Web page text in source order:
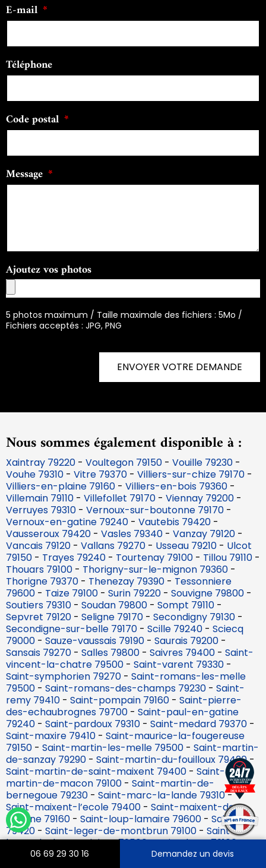
06 69 29 30 16 Demandez un devis
E-mail
Téléphone
Code postal
Message
Ajoutez vos photos
5 photos maximum / Taille maximale des fichiers : 5Mo /
Fichiers acceptés : JPG, PNG
ENVOYER VOTRE DEMANDE
Nous sommes également disponible à :
Xaintray 79220 - Voultegon 79150 - Vouille 79230 -
Vouhe 79310 - Vitre 79370 - Villiers-sur-chize 79170 -
Villiers-en-plaine 79160 - Villiers-en-bois 79360 -
Villemain 79110 - Villefollet 79170 - Viennay 79200 -
Verruyes 79310 - Vernoux-sur-boutonne 79170 -
Vernoux-en-gatine 79240 - Vautebis 79420 -
Vausseroux 79420 - Vasles 79340 - Vanzay 79120 -
Vancais 79120 - Vallans 79270 - Usseau 79210 - Ulcot
79150 - Trayes 79240 - Tourtenay 79100 - Tillou 79110 -
Thouars 79100 - Thorigny-sur-le-mignon 79360 -
Thorigne 79370 - Thenezay 79390 - Tessonniere
79600 - Taize 79100 - Surin 79220 - Souvigne 79800 -
Soutiers 79310 - Soudan 79800 - Sompt 79110 -
Sepvret 79120 - Seligne 79170 - Secondigny 79130 -
Secondigne-sur-belle 79170 - Scille 79240 - Sciecq
79000 - Sauze-vaussais 79190 - Saurais 79200 -
Sansais 79270 - Salles 79800 - Saivres 79400 - Saint-
vincent-la-chatre 79500 - Saint-varent 79330 -
Saint-symphorien 79270 - Saint-romans-les-melle
79500 - Saint-romans-des-champs 79230 - Saint-
remy 79410 - Saint-pompain 79160 - Saint-pierre-
des-echaubrognes 79700 - Saint-paul-en-gatine
79240 - Saint-pardoux 79310 - Saint-medard 79370 -
Saint-maxire 79410 - Saint-maurice-la-fougereuse
79150 - Saint-martin-les-melle 79500 - Saint-martin-
de-sanzay 79290 - Saint-martin-du-fouilloux 79420-
Saint-martin-de-saint-maixent 79400 - Saint-
martin-de-macon 79100 - Saint-martin-de-
bernegoue 79230 - Saint-marc-la-lande 79310-
Saint-maixent-l’ecole 79400 - Saint-maixent-de-
beugne 79160 - Saint-loup-lamaire 79600 - Saint-lin
79420 - Saint-leger-de-montbrun 79100 - Saint-
leger-de-la-martiniere 79500-Saint-laurs 79160-
Saint-jouin-de-milly 79380
Saint-jouin-de-marnes